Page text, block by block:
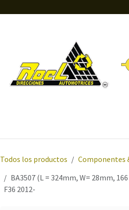
Todos los productos Componentes
BA3507 (L = 324mm, W= 28mm, 166
F36 2012-